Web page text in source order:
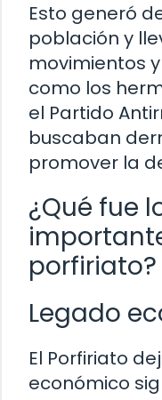
Esto generó
población y
movimientos
como los
el Partido
buscaban
promover la
¿Qué fue
porfiriato?
Legado
El Porfiriato
económico